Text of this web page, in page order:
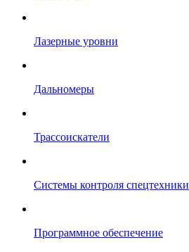
Лазерные уровни
Дальномеры
Трассоискатели
Системы контроля спецтехники
Программное обеспечение